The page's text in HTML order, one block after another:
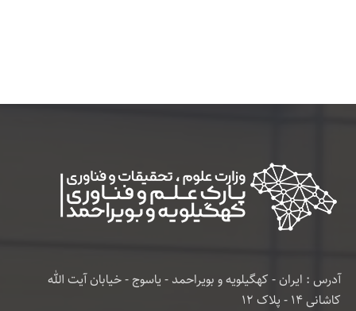
آدرس : ایران - کهگیلویه و بویراحمد - یاسوج - خیابان آیت الله
کاشانی 14 - پلاک 12